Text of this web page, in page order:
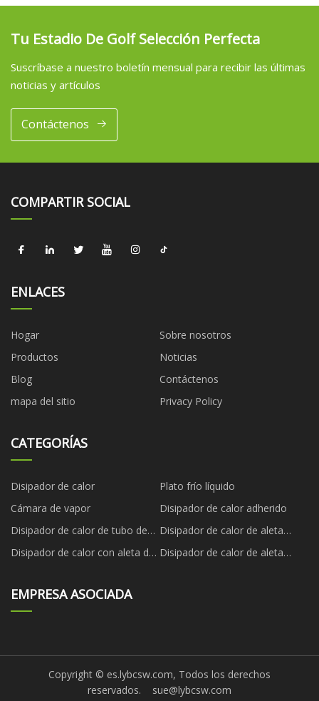
Tu Estadio De Golf Selección Perfecta
Suscríbase a nuestro boletín mensual para recibir las últimas
noticias y artículos
Contáctenos
COMPARTIR SOCIAL
ENLACES
Hogar
Sobre nosotros
Productos
Noticias
Blog
Contáctenos
mapa del sitio
Privacy Policy
CATEGORÍAS
Disipador de calor
Plato frío líquido
Cámara de vapor
Disipador de calor adherido
Disipador de calor de tubo de
calor
Disipador de calor de aleta
biselada
Disipador de calor con aleta de Disipador de calor de aleta
EMPRESA ASOCIADA
Copyright © es.lybcsw.com, Todos los derechos
reservados. sue@lybcsw.com